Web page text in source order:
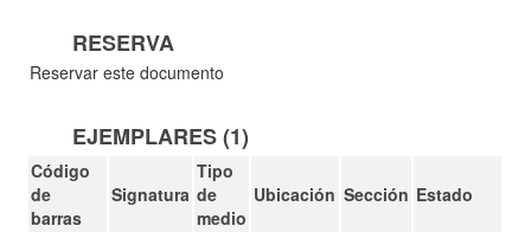
RESERVA
Reservar este documento
EJEMPLARES (1)
Código
de
barras
Signatura
Tipo
de
medio
Ubicación Sección Estado